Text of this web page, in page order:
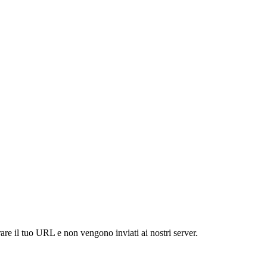
il tuo URL e non vengono inviati ai nostri server.